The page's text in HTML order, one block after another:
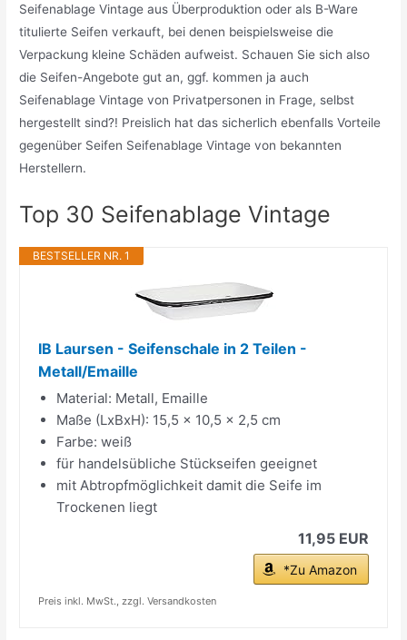
Seifenablage Vintage aus Überproduktion oder als B-Ware
titulierte Seifen verkauft, bei denen beispielsweise die
Verpackung kleine Schäden aufweist. Schauen Sie sich also
die Seifen-Angebote gut an, ggf. kommen ja auch
Seifenablage Vintage von Privatpersonen in Frage, selbst
hergestellt sind?! Preislich hat das sicherlich ebenfalls Vorteile
gegenüber Seifen Seifenablage Vintage von bekannten
Herstellern.
Top 30 Seifenablage Vintage
BESTSELLER NR. 1
IB Laursen - Seifenschale in 2 Teilen -
Metall/Emaille
Material: Metall, Emaille
Maße (LxBxH): 15,5 x 10,5 x 2,5 cm
Farbe: weiß
für handelsübliche Stückseifen geeignet
mit Abtropfmöglichkeit damit die Seife im
Trockenen liegt
11,95 EUR
*Zu Amazon
Preis inkl. MwSt., zzgl. Versandkosten